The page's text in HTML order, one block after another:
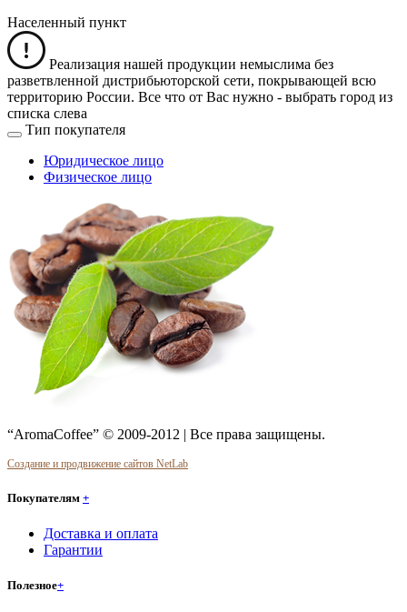
Населенный пункт
Реализация нашей продукции немыслима без
разветвленной дистрибьюторской сети, покрывающей всю
территорию России. Все что от Вас нужно - выбрать город из
списка слева
Тип покупателя
Юридическое лицо
Физическое лицо
“AromaCoffee” © 2009-2012 | Все права защищены.
Создание и продвижение сайтов NetLab
Покупателям +
Доставка и оплата
Гарантии
Полезное+